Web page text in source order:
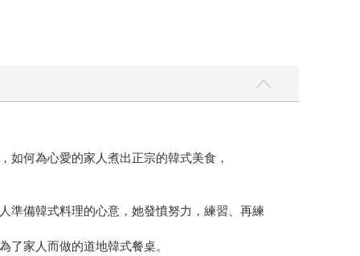
如何為心愛的家人煮出正宗的韓式美食，
準備韓式料理的心意，她發憤努力，練習、再練
家人而做的道地韓式餐桌。